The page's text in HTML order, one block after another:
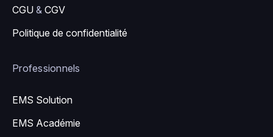
CGU & CGV
Politique de confidentialité
Professionnels
EMS Solution
EMS Académie